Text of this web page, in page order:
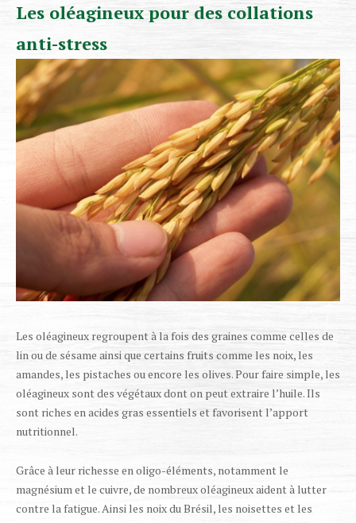
Les oléagineux pour des collations
anti-stress
Les oléagineux regroupent à la fois des graines comme celles de
lin ou de sésame ainsi que certains fruits comme les noix, les
amandes, les pistaches ou encore les olives. Pour faire simple, les
oléagineux sont des végétaux dont on peut extraire l’huile. Ils
sont riches en acides gras essentiels et favorisent l’apport
nutritionnel.
Grâce à leur richesse en oligo-éléments, notamment le
magnésium et le cuivre, de nombreux oléagineux aident à lutter
contre la fatigue. Ainsi les noix du Brésil, les noisettes et les